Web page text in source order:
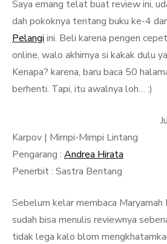
Saya emang telat buat review ini,
dah pokoknya tentang buku ke-4
Pelangi ini. Beli karena pengen
online, walo akhirnya si kakak dulu
Kenapa? karena, baru baca 50
berhenti. Tapi, itu awalnya loh… :)
Karpov | Mimpi-Mimpi Lintang
Pengarang : Andrea Hirata
Penerbit : Sastra Bentang
Sebelum kelar membaca Maryamah
sudah bisa menulis reviewnya
tidak lega kalo blom